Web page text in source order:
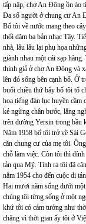
tấp nập, chợ An Đông ồn ào
Đa số người ở chung cư An
Bố tôi về nước mang theo
thổi dăm ba bản nhạc Tây.
nhà, lâu lâu lại phụ họa
giành nhau một cái sạp
thính giả ở chợ An Đông và
lên đó sống bên cạnh bố. Ở
buổi chiều thứ bẩy bố tôi tổ
họa tiếng đàn lục huyền
kẻ ngừng chân bước, lắng
trên đường Yersin trong bầu
Năm 1958 bố tôi trở về Sài
căn chung cư của mẹ tôi.
chỗ làm việc. Còn tôi thì
tản qua Mỹ. Tính ra tôi đã
năm 1954 cho đến cuộc di
Hai mươi năm sống dưới một
chúng tôi từng sống ở một
khứ tôi có cảm tưởng như
chăng vì thời gian ấy tôi ở